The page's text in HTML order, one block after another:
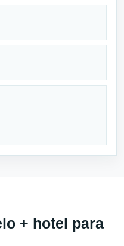
+ hotel para